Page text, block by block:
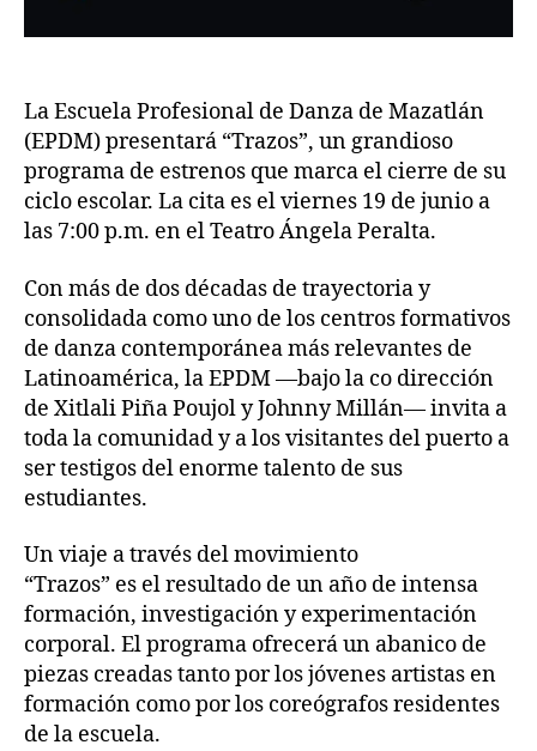
La Escuela Profesional de Danza de Mazatlán
(EPDM) presentará “Trazos”, un grandioso
programa de estrenos que marca el cierre de su
ciclo escolar. La cita es el viernes 19 de junio a
las 7:00 p.m. en el Teatro Ángela Peralta.
Con más de dos décadas de trayectoria y
consolidada como uno de los centros formativos
de danza contemporánea más relevantes de
Latinoamérica, la EPDM —bajo la co dirección
de Xitlali Piña Poujol y Johnny Millán— invita a
toda la comunidad y a los visitantes del puerto a
ser testigos del enorme talento de sus
estudiantes.
Un viaje a través del movimiento
“Trazos” es el resultado de un año de intensa
formación, investigación y experimentación
corporal. El programa ofrecerá un abanico de
piezas creadas tanto por los jóvenes artistas en
formación como por los coreógrafos residentes
de la escuela.